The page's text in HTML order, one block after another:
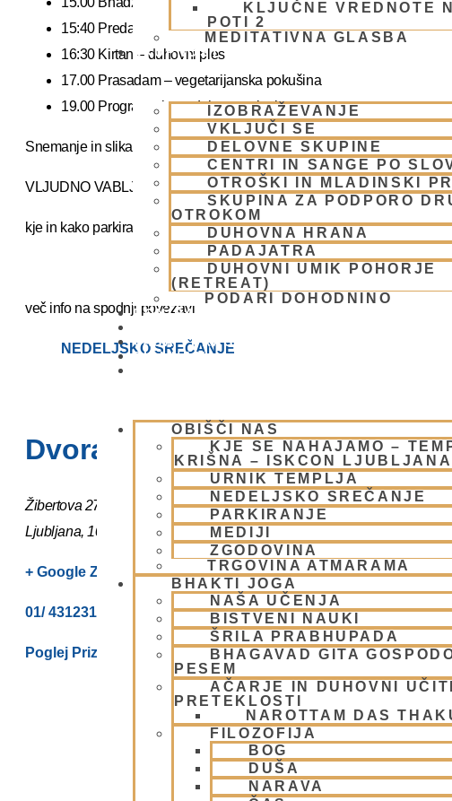
KLJUČNE VREDNOTE
POTI 2
MEDITATIVNA GLASBA
SKUPNOST
IZOBRAŽEVANJE
VKLJUČI SE
DELOVNE SKUPINE
CENTRI IN SANGE PO
OTROŠKI IN MLADINSKI
SKUPINA ZA PODPORO
OTROKOM
DUHOVNA HRANA
PADAJATRA
DUHOVNI UMIK POHORJE
(RETREAT)
PODARI DOHODNINO
DONIRAJ
VAŠA VPRAŠANJA
PIŠI NAM
OBIŠČI NAS
KJE SE NAHAJAMO –
KRIŠNA – ISKCON LJUBLJANA
URNIK TEMPLJA
NEDELJSKO SREČANJE
PARKIRANJE
MEDIJI
ZGODOVINA
TRGOVINA ATMARAMA
BHAKTI JOGA
NAŠA UČENJA
BISTVENI NAUKI
ŠRILA PRABHUPADA
BHAGAVAD GITA
PESEM
AČARJE IN DUHOVNI
PRETEKLOSTI
NAROTTAM DAS
FILOZOFIJA
BOG
DUŠA
NARAVA
15:40 Predavanje – predavanja iz zakladnice Ved o karmi, jogi,
16:30 Kirtan – duhovni ples
17.00 Prasadam – vegetarijanska pokušina
19.00 Program plus – duhovna glasba
Snemanje in slikanje gostov je v templju prepovedano. Lahko pa
VLJUDNO VABLJENI
kje in kako parkirati – https://www.harekrisna.net/parkiranje/
več info na spodnji povezavi
NEDELJSKO SREČANJE
Dvorana – Center Hare Krišna
Žibertova 27
Ljubljana, 1000 Slovenia
+ Google Zemljevidi
01/ 4312319
Poglej Prizorišče spletno stran